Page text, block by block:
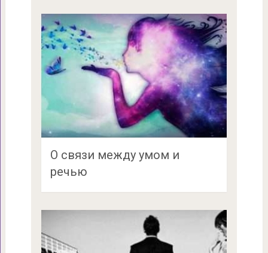
О связи между умом и
речью